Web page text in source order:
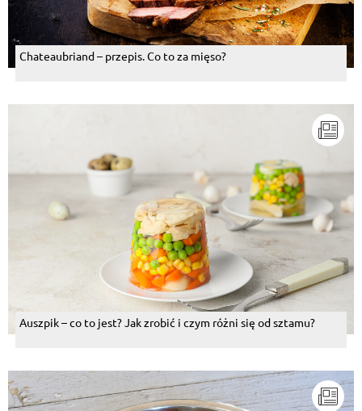
Chateaubriand – przepis. Co to za mięso?
Auszpik – co to jest? Jak zrobić i czym różni się od sztamu?